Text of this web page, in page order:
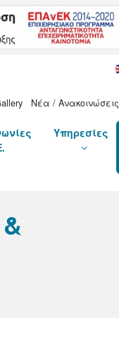
Νέα / Ανακοινώσεις
Υπηρεσίες